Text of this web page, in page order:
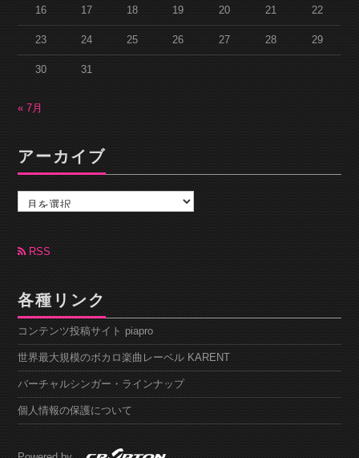
16 17 18 19 20 21 22
23 24 25 26 27 28 29
30 31
« 7月
アーカイブ
カ
ブ RSS
各種リンク
コンテンツ投稿サイト piapro
世界最大規模のボカロ楽曲レーベル KARENT
バーチャルシンガー・ラインナップ
個人情報の保護について